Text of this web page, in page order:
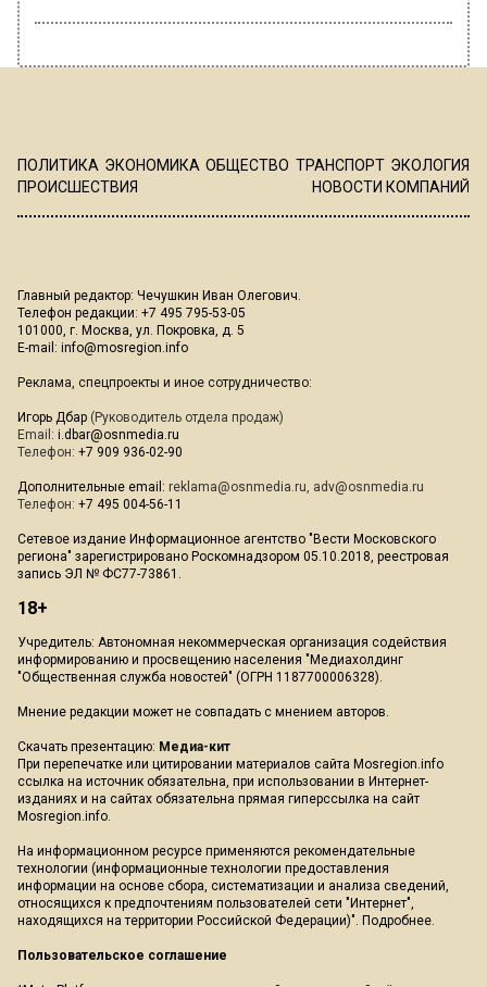
ПОЛИТИКА ЭКОНОМИКА ОБЩЕСТВО ТРАНСПОРТ ЭКОЛОГИЯ
ПРОИСШЕСТВИЯ
НОВОСТИ КОМПАНИЙ
Главный редактор: Чечушкин Иван Олегович.
Телефон редакции: +7 495 795-53-05
101000, г. Москва, ул. Покровка, д. 5
E-mail: info@mosregion.info
Реклама, спецпроекты и иное сотрудничество:
Игорь Дбар (Руководитель отдела продаж)
Email: i.dbar@osnmedia.ru
Телефон: +7 909 936-02-90
Дополнительные email: reklama@osnmedia.ru, adv@osnmedia.ru
Телефон: +7 495 004-56-11
Сетевое издание Информационное агентство "Вести Московского
региона" зарегистрировано Роскомнадзором 05.10.2018, реестровая
запись ЭЛ № ФС77-73861.
18+
Учредитель: Автономная некоммерческая организация содействия
информированию и просвещению населения "Медиахолдинг
"Общественная служба новостей" (ОГРН 1187700006328).
Мнение редакции может не совпадать с мнением авторов.
Скачать презентацию: Медиа-кит
При перепечатке или цитировании материалов сайта Mosregion.info
ссылка на источник обязательна, при использовании в Интернет-
изданиях и на сайтах обязательна прямая гиперссылка на сайт
Mosregion.info.
На информационном ресурсе применяются рекомендательные
технологии (информационные технологии предоставления
информации на основе сбора, систематизации и анализа сведений,
относящихся к предпочтениям пользователей сети "Интернет",
находящихся на территории Российской Федерации)". Подробнее.
Пользовательское соглашение